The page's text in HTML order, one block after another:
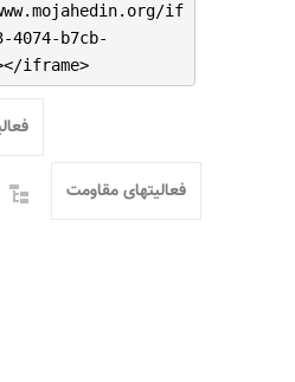
if
4074-b7cb-
iframe>
فعالیتهای مقاومت